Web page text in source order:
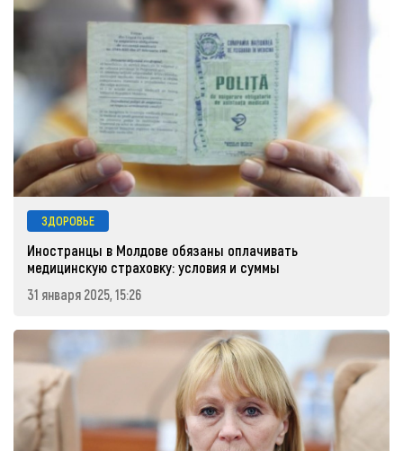
ЗДОРОВЬЕ
Иностранцы в Молдове обязаны оплачивать
медицинскую страховку: условия и суммы
31 января 2025, 15:26